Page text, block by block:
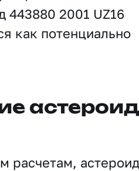
443880 2001 UZ16
как потенциально
расчетам, астероид